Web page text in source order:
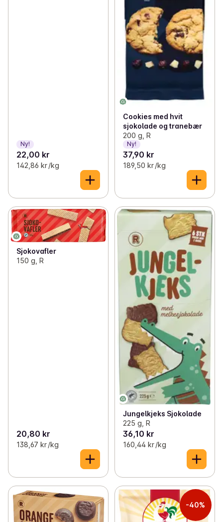
Ny!
22,00 kr
142,86 kr /kg
Cookies med hvit
sjokolade og tranebær
200 g, R
Ny!
37,90 kr
189,50 kr /kg
Sjokovafler
150 g, R
20,80 kr
138,67 kr /kg
Jungelkjeks Sjokolade
225 g, R
36,10 kr
160,44 kr /kg
-40%